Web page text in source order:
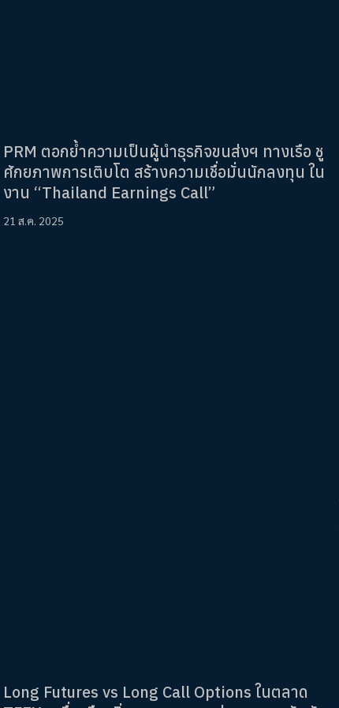
PRM ตอกย้ำความเป็นผู้นำธุรกิจขนส่งฯ ทางเรือ ชู
ศักยภาพการเติบโต สร้างความเชื่อมั่นนักลงทุน ใน
งาน “Thailand Earnings Call”
21 ส.ค. 2025
Long Futures vs Long Call Options ในตลาด